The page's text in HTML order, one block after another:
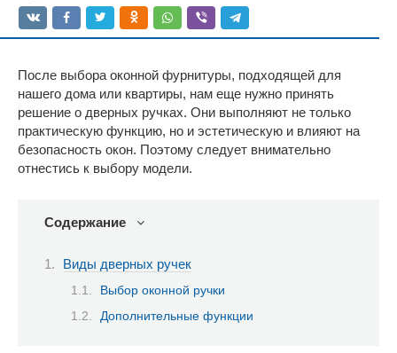
После выбора оконной фурнитуры, подходящей для
нашего дома или квартиры, нам еще нужно принять
решение о дверных ручках. Они выполняют не только
практическую функцию, но и эстетическую и влияют на
безопасность окон. Поэтому следует внимательно
отнестись к выбору модели.
Содержание
Виды дверных ручек
Выбор оконной ручки
Дополнительные функции